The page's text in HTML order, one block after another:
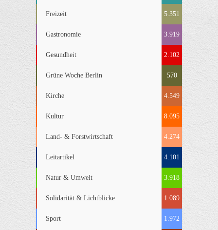
Freizeit 5.351
Gastronomie 3.919
Gesundheit 2.102
Grüne Woche Berlin 570
Kirche 4.549
Kultur 8.095
Land- & Forstwirtschaft 4.274
Leitartikel 4.101
Natur & Umwelt 3.918
Solidarität & Lichtblicke 1.089
Sport 1.972